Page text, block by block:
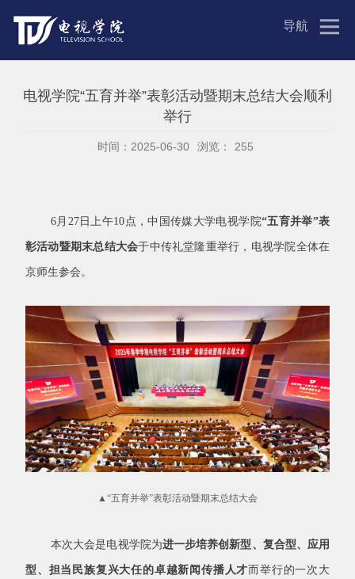
导航
电视学院“五育并举”表彰活动暨期末总结大会顺利
举行
时间：2025-06-30 浏览： 255
6 月 27日上午10 点，中国传媒大学电视学院“五育并举”表
彰活动暨期末总结大会于中传礼堂隆重举行，电视学院全体在
京师生参会。
▲“五育并举”表彰活动暨期末总结大会
本次大会是电视学院为进一步培养创新型、复合型、应用
型、担当民族复兴大任的卓越新闻传播人才而举行的一次大